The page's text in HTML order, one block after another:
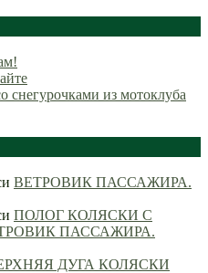
снегурочками из мотоклуба
ВЕТРОВИК ПАССАЖИРА.
ПОЛОГ КОЛЯСКИ С
ПАССАЖИРА.
ДУГА КОЛЯСКИ